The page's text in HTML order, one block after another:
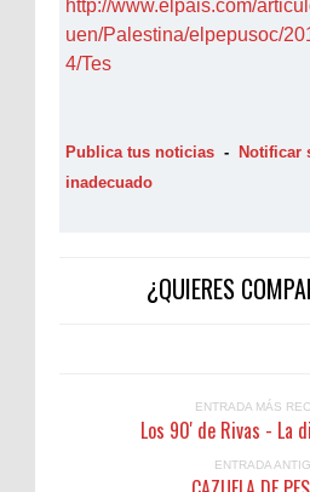
http://www.elpais.com/
uen/Palestina/elpepusoc/
4/Tes
Publica tus noticias - Notificar
inadecuado
¿QUIERES
ENTRADA MÁS
Los 90' de Rivas - La
ENTRADA